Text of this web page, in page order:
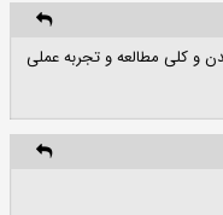
رو دیدن و کلی مطالعه و تجربه عملی